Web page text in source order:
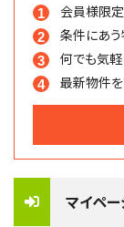
会員様限
条件にあう
何でも気軽
最新物件を
マイペ